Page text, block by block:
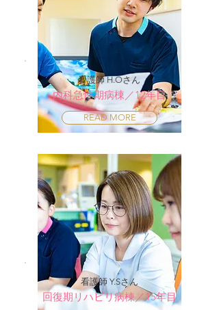
看護師 H.Oさん
内科急性期病棟／12年目
READ MORE
看護師 Y.Sさん
回復期リハビリ病棟／15年目